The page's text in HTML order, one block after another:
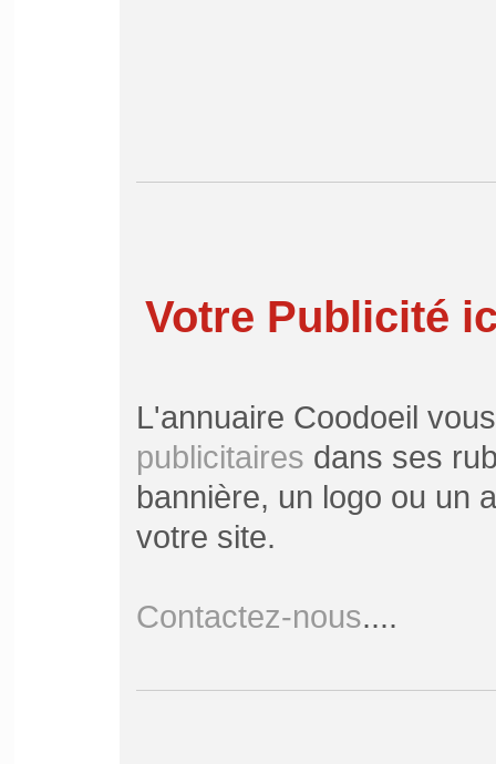
Votre Publicité
L'annuaire Coodoeil
publicitaires dans ses
bannière, un logo ou un
votre site.
Contactez-nous....